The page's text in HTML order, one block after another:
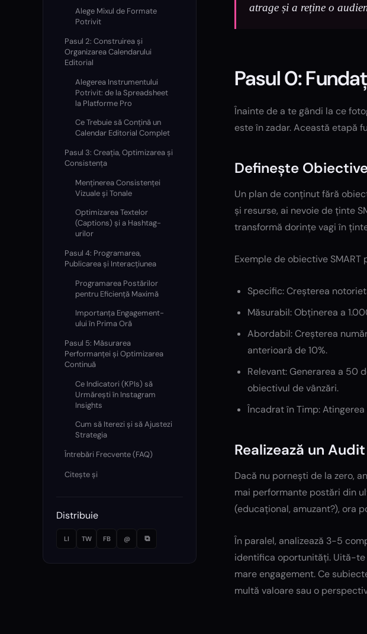
Alege Mixul de Formate
Potrivit
Pasul 2: Construirea și
Organizarea Calendarului
Editorial
Alegerea Instrumentului
Potrivit: de la Spreadsheet
la Platforme Pro
Ce Trebuie să Conțină un
Calendar Editorial Complet
Pasul 3: Creația, Optimizarea și
Consistența
Menținerea Consistenței
Vizuale și Tonale
Optimizarea Textelor
(Captions) și a Hashtag-
urilor
Pasul 4: Programarea,
Publicarea și Interacțiunea
Programarea Postărilor
pentru Eficiență Maximă
Importanța Engagement-
ului în Prima Oră
Pasul 5: Măsurarea
Performanței și Optimizarea
Continuă
Ce Indicatori (KPIs) să
Urmărești în Instagram
Insights
Cum să Iterezi și să Ajustezi
Strategia
Întrebări Frecvente (FAQ)
Citește și
Distribuie
LI TW FB @ ⧉
atrage și a reține o
Pasul 0:
Înainte de a te gândi la ce
este în zadar. Această etapă
Definește
Un plan de conținut fără
și resurse, ai nevoie de ținte
transformă dorințe vagi în
Exemple de obiective SMART
Specific: Creșterea
Măsurabil: Obținerea a
Abordabil: Creșterea
anterioară de 10%.
Relevant: Generarea a
obiectivul de vânzări.
Încadrat în Timp:
Realizează un
Dacă nu pornești de la zero,
mai performante postări din
(educațional, amuzant?), ora
În paralel, analizează 3-5
identifica oportunități. Uită-te
mare engagement. Ce
multă valoare sau o